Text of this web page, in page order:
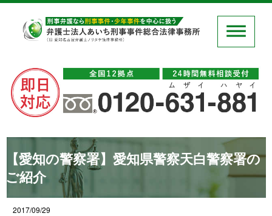
【愛知の警察署】愛知県警察天白警察署の
ご紹介
2017/09/29